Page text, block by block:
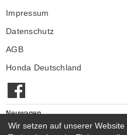
Impressum
Datenschutz
AGB
Honda Deutschland
Neuwagen
Honda Neuwagen
Wir setzen auf unserer